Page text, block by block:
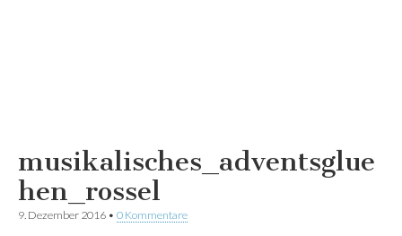
musikalisches_adventsglue
hen_rossel
9. Dezember 2016 • 0 Kommentare